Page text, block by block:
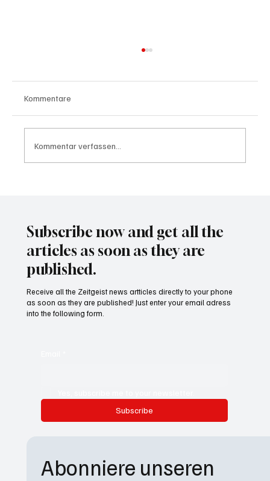
Kommentare
Kommentar verfassen...
Subscribe now and get all the
articles as soon as they are
published.
Subscribe
Receive all the Zeitgeist news artticles directly to your phone
as soon as they are published! Just enter your email adress
into the following form.
Abonniere unseren